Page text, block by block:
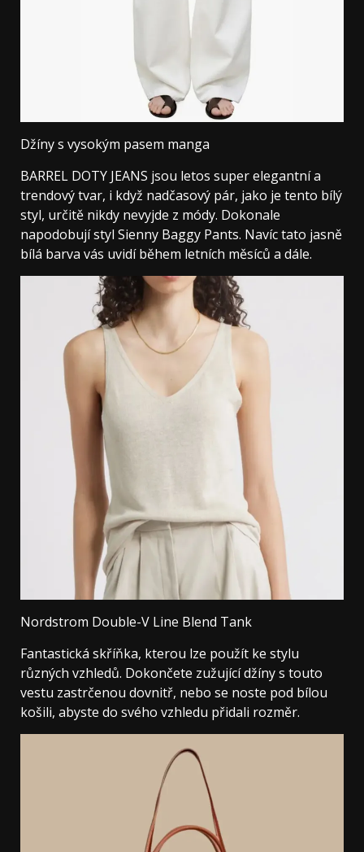
Džíny s vysokým pasem manga
BARREL DOTY JEANS jsou letos super elegantní a
trendový tvar, i když nadčasový pár, jako je tento bílý
styl, určitě nikdy nevyjde z módy. Dokonale
napodobují styl Sienny Baggy Pants. Navíc tato jasně
bílá barva vás uvidí během letních měsíců a dále.
Nordstrom Double-V Line Blend Tank
Fantastická skříňka, kterou lze použít ke stylu
různých vzhledů. Dokončete zužující džíny s touto
vestu zastrčenou dovnitř, nebo se noste pod bílou
košili, abyste do svého vzhledu přidali rozměr.